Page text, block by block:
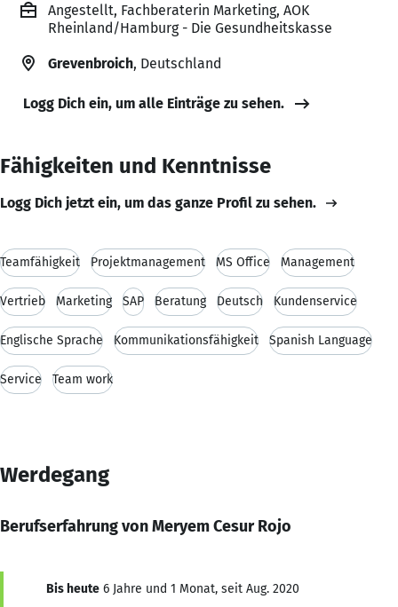
Angestellt, Fachberaterin Marketing, AOK
Rheinland/Hamburg - Die Gesundheitskasse
Grevenbroich, Deutschland
Logg Dich ein, um alle Einträge zu sehen.
Fähigkeiten und Kenntnisse
Logg Dich jetzt ein, um das ganze Profil zu sehen.
Teamfähigkeit Projektmanagement MS Office Management
Vertrieb Marketing SAP Beratung Deutsch Kundenservice
Englische Sprache Kommunikationsfähigkeit Spanish Language
Service Team work
Werdegang
Berufserfahrung von Meryem Cesur Rojo
Bis heute 6 Jahre und 1 Monat, seit Aug. 2020